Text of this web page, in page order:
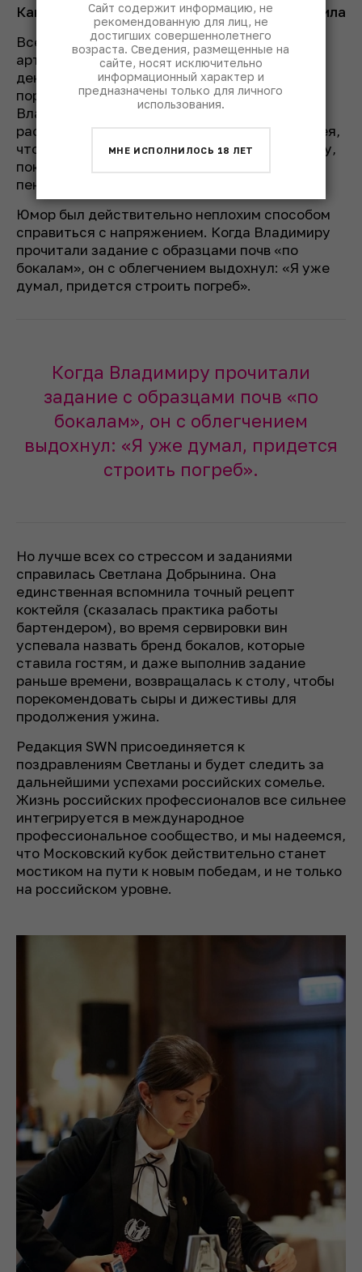
Как Светлана Добрынина снова всех победила
Все трое финалистов запомнились своим
артистизмом. Евгения Назимова во время
декантации шампанского успела
порекомендовать морских ежей по акции.
Владимир Косенко в ходе сервировки вина
рассказывал историю Шато О-Брион, сожалея,
что мы не можем, подобно Джонатану Свифту,
покупать вино этого хозяйства за девять
пенсов.
Юмор был действительно неплохим способом
справиться с напряжением. Когда Владимиру
прочитали задание с образцами почв «по
бокалам», он с облегчением выдохнул: «Я уже
думал, придется строить погреб».
Когда Владимиру прочитали
задание с образцами почв «по
бокалам», он с облегчением
выдохнул: «Я уже думал, придется
строить погреб».
Но лучше всех со стрессом и заданиями
справилась Светлана Добрынина. Она
единственная вспомнила точный рецепт
коктейля (сказалась практика работы
бартендером), во время сервировки вин
успевала назвать бренд бокалов, которые
ставила гостям, и даже выполнив задание
раньше времени, возвращалась к столу, чтобы
порекомендовать сыры и дижестивы для
продолжения ужина.
Редакция SWN присоединяется к
поздравлениям Светланы и будет следить за
дальнейшими успехами российских сомелье.
Жизнь российских профессионалов все сильнее
интегрируется в международное
профессиональное сообщество, и мы надеемся,
что Московский кубок действительно станет
мостиком на пути к новым победам, и не только
на российском уровне.
Сайт содержит информацию, не
рекомендованную для лиц, не
достигших совершеннолетнего
возраста. Сведения, размещенные на
сайте, носят исключительно
информационный характер и
предназначены только для личного
использования.
МНЕ ИСПОЛНИЛОСЬ 18 ЛЕТ